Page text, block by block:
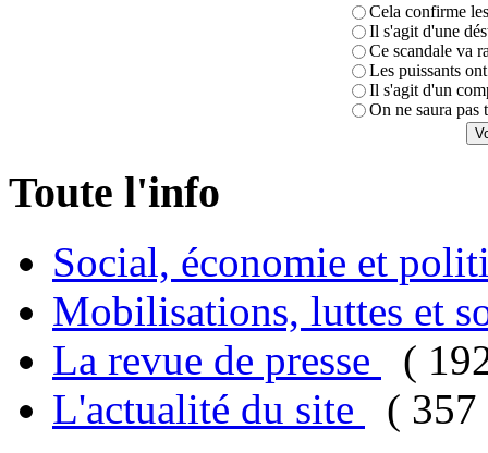
Cela confirme
Il s'agit d'une
Ce scandale va
Les puissants
Il s'agit d'un
On ne saura pas
Toute l'info
Social, économie et
Mobilisations, luttes et
La revue de presse
(
L'actualité du site
( 357